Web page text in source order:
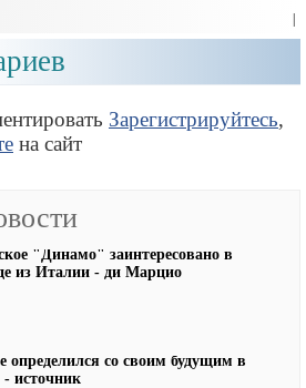
Зарегистрируйтесь,
на сайт
"Динамо" заинтересовано в
из Италии - ди Марцио
определился со своим будущим в